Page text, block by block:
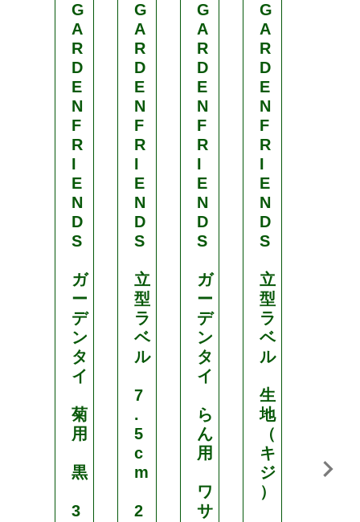
G
A
R
D
E
N
F
R
I
E
N
D
S
ガ
ー
デ
ン
タ
イ
菊
用
黒
3
G
A
R
D
E
N
F
R
I
E
N
D
S
立
型
ラ
ベ
ル
7
.
5
c
m
2
G
A
R
D
E
N
F
R
I
E
N
D
S
ガ
ー
デ
ン
タ
イ
ら
ん
用
ワ
サ
G
A
R
D
E
N
F
R
I
E
N
D
S
立
型
ラ
ベ
ル
生
地
（
キ
ジ
）
（